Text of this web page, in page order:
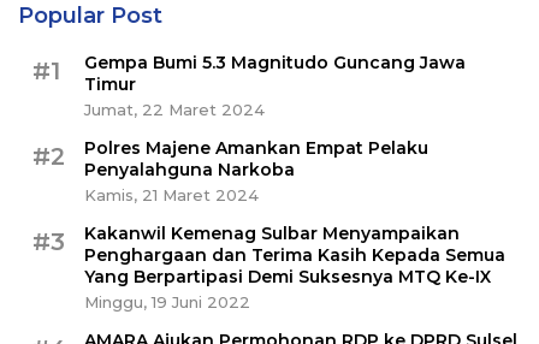
Popular Post
#1
Gempa Bumi 5.3 Magnitudo Guncang Jawa
Timur
Jumat, 22 Maret 2024
#2
Polres Majene Amankan Empat Pelaku
Penyalahguna Narkoba
Kamis, 21 Maret 2024
#3
Kakanwil Kemenag Sulbar Menyampaikan
Penghargaan dan Terima Kasih Kepada Semua
Yang Berpartipasi Demi Suksesnya MTQ Ke-IX
Minggu, 19 Juni 2022